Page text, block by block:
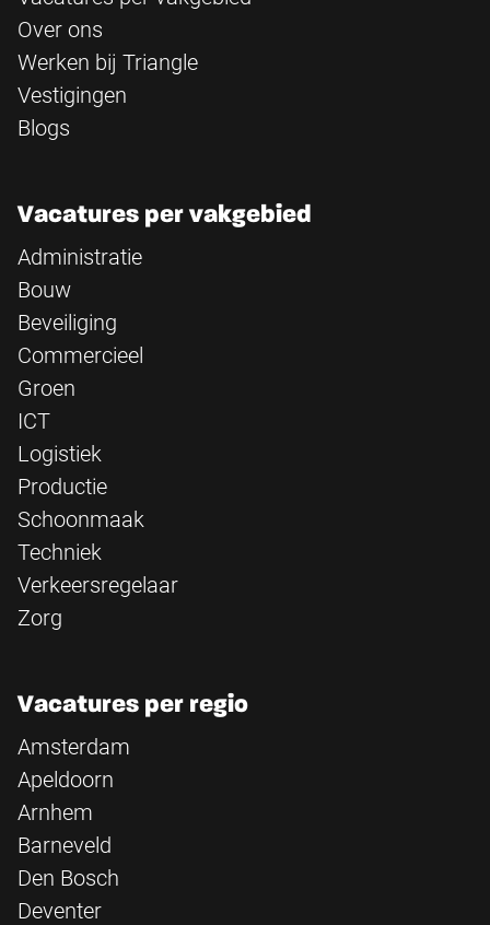
Over ons
Werken bij Triangle
Vestigingen
Blogs
Vacatures per vakgebied
Administratie
Bouw
Beveiliging
Commercieel
Groen
ICT
Logistiek
Productie
Schoonmaak
Techniek
Verkeersregelaar
Zorg
Vacatures per regio
Amsterdam
Apeldoorn
Arnhem
Barneveld
Den Bosch
Deventer